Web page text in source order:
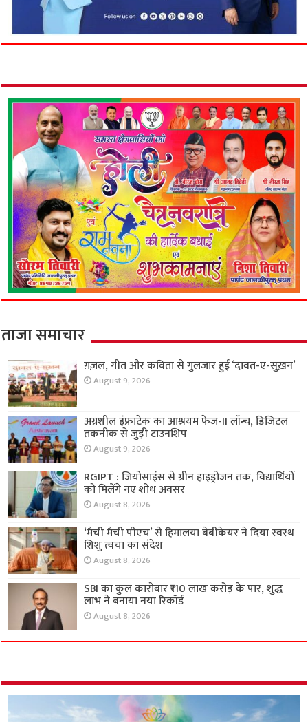
ताजा समाचार
ग़ज़ल, गीत और कविता से गुलजार हुई ‘दावत-ए-सुख़न’
August 9, 2026
अग्रशील इंफ्राटेक का आश्रयम फेज-II लॉन्च, डिजिटल
तकनीक से जुड़ी टाउनशिप
August 9, 2026
RGIPT : जियोसाइंस से ग्रीन हाइड्रोजन तक, विद्यार्थियों
को मिलेंगे नए शोध अवसर
August 8, 2026
‘मैची मैची पीएच’ से हिमालया बेबीकेयर ने दिया स्वस्थ
शिशु त्वचा का संदेश
August 8, 2026
SBI का कुल कारोबार ₹110 लाख करोड़ के पार, शुद्ध
लाभ ने बनाया नया रिकॉर्ड
August 8, 2026